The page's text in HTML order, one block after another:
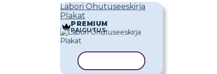
Labori Ohutuseeskirja
Plakat
PREMIUM
PAIGUTUS